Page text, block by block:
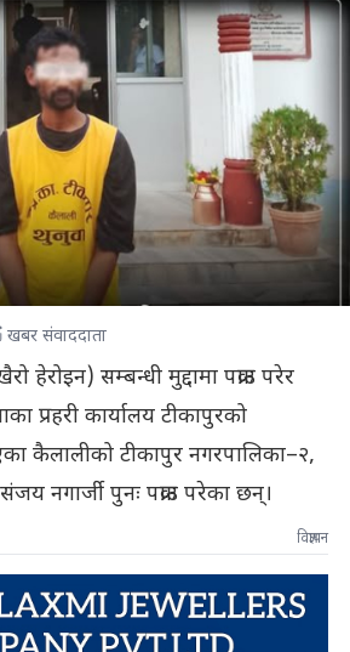
खबर संवाददाता
सम्बन्धी मुद्दामा पक्राउ परेर
प्रहरी कार्यालय टीकापुरको
कैलालीको टीकापुर नगरपालिका–२,
नगार्जी पुनः पक्राउ परेका छन्।
विज्ञापन